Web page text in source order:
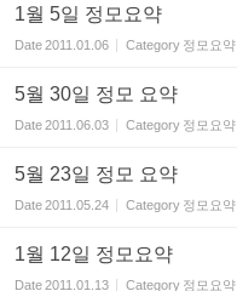
1월 5일 정모요약
Date2011.01.06 Category 정모요약
5월 30일 정모 요약
Date2011.06.03 Category 정모요약
5월 23일 정모 요약
Date2011.05.24 Category 정모요약
1월 12일 정모요약
Date2011.01.13 Category 정모요약